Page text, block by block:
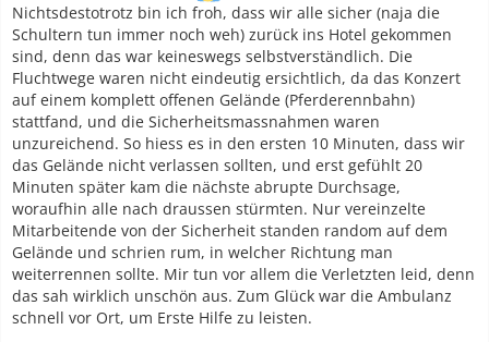
Nichtsdestotrotz bin ich froh, dass wir alle sicher (naja die
Schultern tun immer noch weh) zurück ins Hotel gekommen
sind, denn das war keineswegs selbstverständlich. Die
Fluchtwege waren nicht eindeutig ersichtlich, da das Konzert
auf einem komplett offenen Gelände (Pferderennbahn)
stattfand, und die Sicherheitsmassnahmen waren
unzureichend. So hiess es in den ersten 10 Minuten, dass wir
das Gelände nicht verlassen sollten, und erst gefühlt 20
Minuten später kam die nächste abrupte Durchsage,
woraufhin alle nach draussen stürmten. Nur vereinzelte
Mitarbeitende von der Sicherheit standen random auf dem
Gelände und schrien rum, in welcher Richtung man
weiterrennen sollte. Mir tun vor allem die Verletzten leid, denn
das sah wirklich unschön aus. Zum Glück war die Ambulanz
schnell vor Ort, um Erste Hilfe zu leisten.